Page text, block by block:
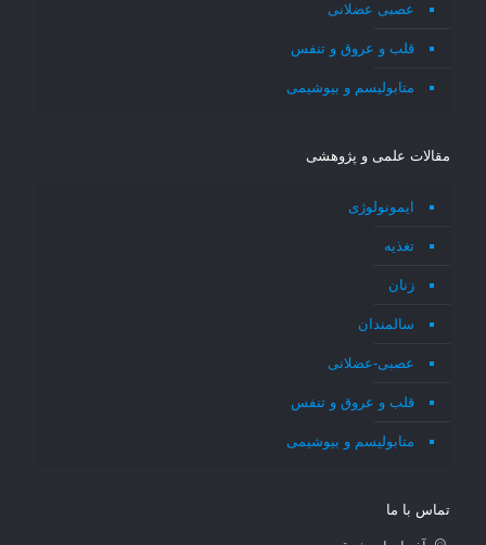
عصبی عضلانی
قلب و عروق و تنفس
متابولیسم و بیوشیمی
مقالات علمی و پژوهشی
ایمونولوژی
تغذیه
زنان
سالمندان
عصبی-عضلانی
قلب و عروق و تنفس
متابولیسم و بیوشیمی
تماس با ما